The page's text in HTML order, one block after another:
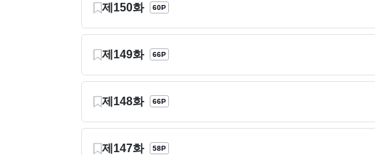
제150화 60P
제149화 66P
제148화 66P
제147화 58P